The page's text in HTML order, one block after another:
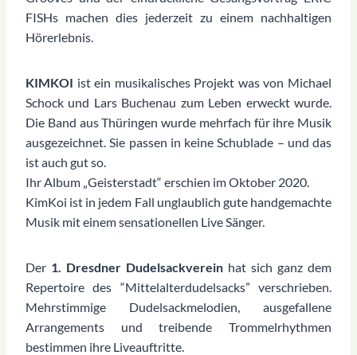
FISHs machen dies jederzeit zu einem nachhaltigen
Hörerlebnis.
KIMKOI ist ein musikalisches Projekt was von Michael
Schock und Lars Buchenau zum Leben erweckt wurde.
Die Band aus Thüringen wurde mehrfach für ihre Musik
ausgezeichnet. Sie passen in keine Schublade – und das
ist auch gut so.
Ihr Album „Geisterstadt“ erschien im Oktober 2020.
KimKoi ist in jedem Fall unglaublich gute handgemachte
Musik mit einem sensationellen Live Sänger.
Der 1. Dresdner Dudelsackverein hat sich ganz dem
Repertoire des “Mittelalterdudelsacks” verschrieben.
Mehrstimmige Dudelsackmelodien, ausgefallene
Arrangements und treibende Trommelrhythmen
bestimmen ihre Liveauftritte.